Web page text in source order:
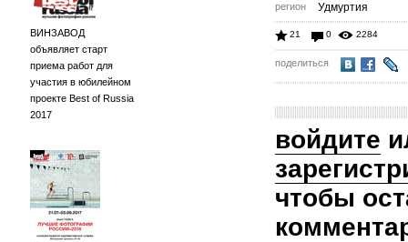
ВИНЗАВОД
объявляет старт
приема работ для
участия в юбилейном
проекте Best of Russia
2017
регион Удмуртия
21 0 2284
поделиться
войдите
чтобы